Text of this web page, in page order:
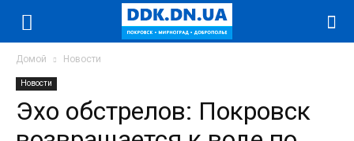
Домой Новости
Новости
Эхо обстрелов: Покровск